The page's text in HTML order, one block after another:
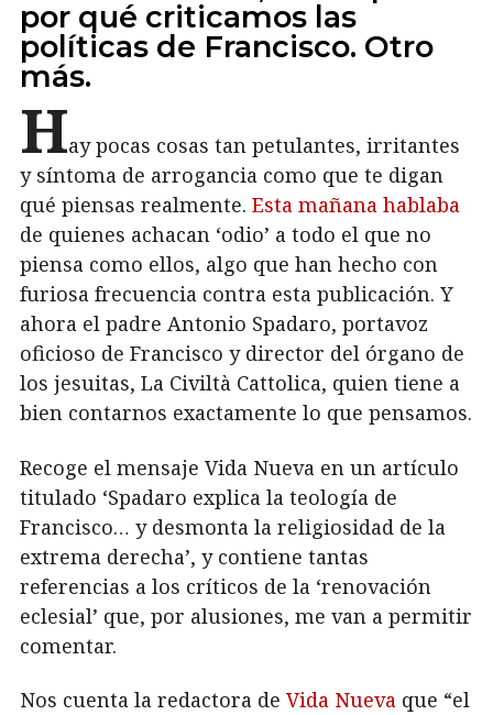
por qué criticamos las
políticas de Francisco. Otro
más.
Hay pocas cosas tan petulantes, irritantes
y síntoma de arrogancia como que te digan
qué piensas realmente. Esta mañana hablaba
de quienes achacan ‘odio’ a todo el que no
piensa como ellos, algo que han hecho con
furiosa frecuencia contra esta publicación. Y
ahora el padre Antonio Spadaro, portavoz
oficioso de Francisco y director del órgano de
los jesuitas, La Civiltà Cattolica, quien tiene a
bien contarnos exactamente lo que pensamos.
Recoge el mensaje Vida Nueva en un artículo
titulado ‘Spadaro explica la teología de
Francisco… y desmonta la religiosidad de la
extrema derecha’, y contiene tantas
referencias a los críticos de la ‘renovación
eclesial’ que, por alusiones, me van a permitir
comentar.
Nos cuenta la redactora de Vida Nueva que “el